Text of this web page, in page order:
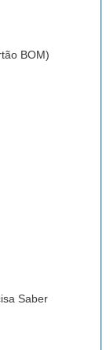
BOM)
Saber